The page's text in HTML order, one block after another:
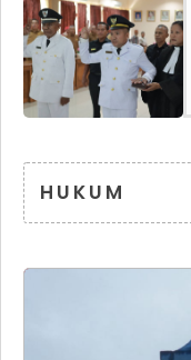
HUKUM